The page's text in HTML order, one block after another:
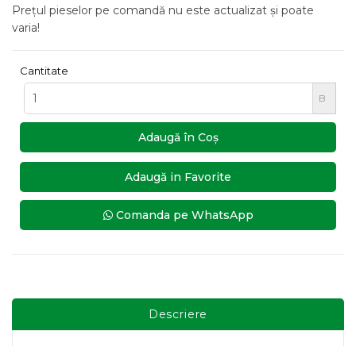
Prețul pieselor pe comandă nu este actualizat și poate
varia!
Cantitate
B
Adaugă în Coş
Adaugă in Favorite
Comanda pe WhatsApp
Descriere